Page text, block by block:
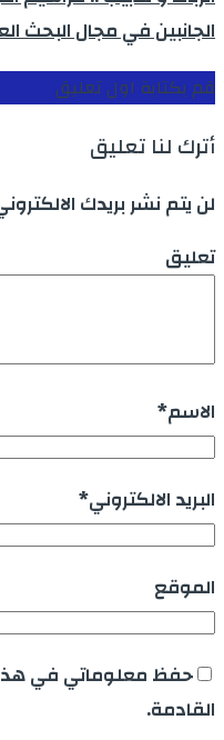
الجانبين في مجال البحث
قم بكتابة اول تعليق
أترك لنا تعليق
لن يتم نشر بريدك
تعليق
الاسم*
البريد الالكتروني*
الموقع
حفظ معلوماتي في
القادمة.